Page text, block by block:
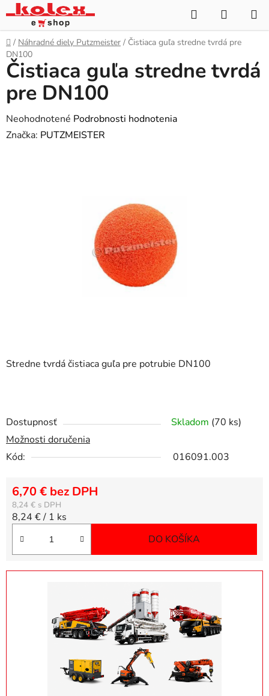
Prejsť
na
obsah
Hľadať
KOŠÍK
Domov
/ Náhradné diely Putzmeister / Čistiaca guľa stredne tvrdá pre
DN100
Stredne tvrdá čistiaca guľa pre potrubie DN100
Dostupnosť Skladom (70 ks)
Možnosti doručenia
Kód:
016091.003
8,24 €
6,70 € bez DPH
Jednotková cena:
8,24 € / 1 ks
DO KOŠÍKA
Čistiaca guľa stredne tvrdá
pre DN100
Priemerné
hodnotenie
Neohodnotené Podrobnosti hodnotenia
Značka: PUTZMEISTER